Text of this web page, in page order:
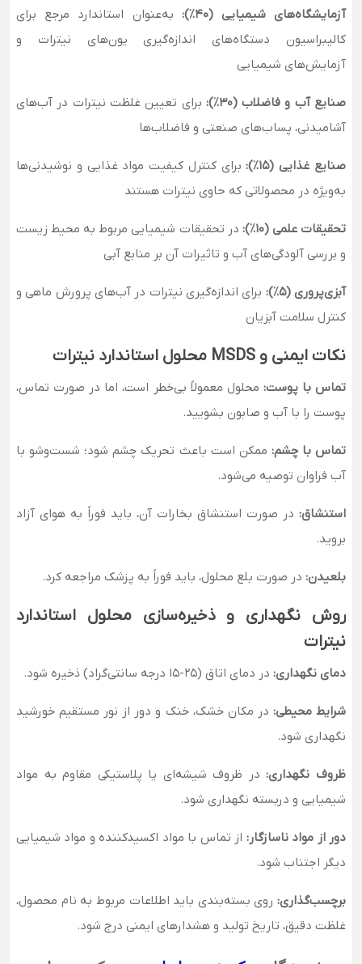
آزمایشگاه‌های شیمیایی (40٪):
به‌عنوان استاندارد مرجع برای
کالیبراسیون دستگاه‌های اندازه‌گیری یون‌های نیترات و
آزمایش‌های شیمیایی
صنایع آب و فاضلاب (30٪):
برای تعیین غلظت نیترات در آب‌های
آشامیدنی، پساب‌های صنعتی و فاضلاب‌ها
صنایع غذایی (15٪):
برای کنترل کیفیت مواد غذایی و نوشیدنی‌ها
به‌ویژه در محصولاتی که حاوی نیترات هستند
تحقیقات علمی (10٪):
در تحقیقات شیمیایی مربوط به محیط زیست
و بررسی آلودگی‌های آب و تاثیرات آن بر منابع آبی
آبزی‌پروری (۵٪):
برای اندازه‌گیری نیترات در آب‌های پرورش ماهی و
کنترل سلامت آبزیان
نکات ایمنی و MSDS محلول استاندارد نیترات
تماس با پوست: محلول معمولاً بی‌خطر است، اما در صورت تماس،
پوست را با آب و صابون بشویید.
تماس با چشم: ممکن است باعث تحریک چشم شود؛ شست‌وشو با
آب فراوان توصیه می‌شود.
استنشاق: در صورت استنشاق بخارات آن، باید فوراً به هوای آزاد
بروید.
بلعیدن: در صورت بلع محلول، باید فوراً به پزشک مراجعه کرد.
روش نگهداری و ذخیره‌سازی محلول استاندارد
نیترات
دمای نگهداری: در دمای اتاق (25-15 درجه سانتی‌گراد) ذخیره شود.
شرایط محیطی: در مکان خشک، خنک و دور از نور مستقیم خورشید
نگهداری شود.
ظروف نگهداری:در ظروف شیشه‌ای یا پلاستیکی مقاوم به مواد
شیمیایی و دربسته نگهداری شود.
دور از مواد ناسازگار: از تماس با مواد اکسیدکننده و مواد شیمیایی
دیگر اجتناب شود.
برچسب‌گذاری: روی بسته‌بندی باید اطلاعات مربوط به نام محصول،
غلظت دقیق، تاریخ تولید و هشدارهای ایمنی درج شود.